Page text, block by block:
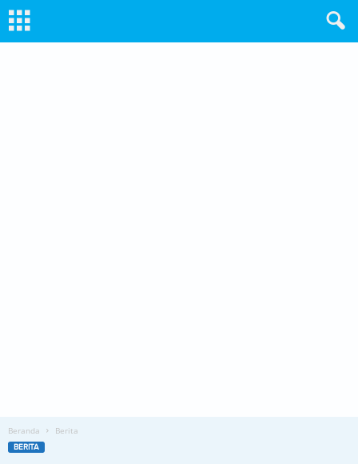
Beranda Berita
BERITA